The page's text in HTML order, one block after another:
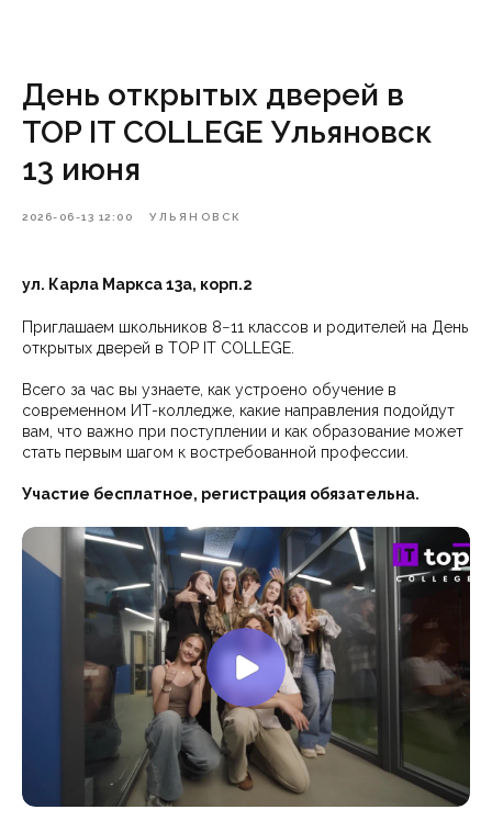
День открытых дверей в
TOP IT COLLEGE Ульяновск
13 июня
2026-06-13 12:00 УЛЬЯНОВСК
ул. Карла Маркса 13а, корп.2
Приглашаем школьников 8−11 классов и родителей на День
открытых дверей в TOP IT COLLEGE.
Всего за час вы узнаете, как устроено обучение в
современном ИТ-колледже, какие направления подойдут
вам, что важно при поступлении и как образование может
стать первым шагом к востребованной профессии.
Участие бесплатное, регистрация обязательна.